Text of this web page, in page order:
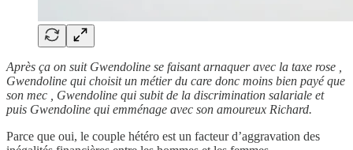
Après ça on suit Gwendoline se faisant arnaquer avec la taxe rose ,
Gwendoline qui choisit un métier du care donc moins bien payé que
son mec , Gwendoline qui subit de la discrimination salariale et
puis Gwendoline qui emménage avec son amoureux Richard.
Parce que oui, le couple hétéro est un facteur d’aggravation des